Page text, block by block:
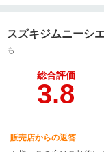
スズキジムニーシ
も
総合評価
3.8
販売店からの返答